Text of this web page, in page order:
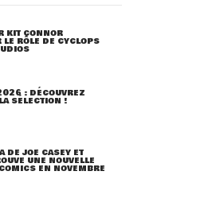
KIT CONNOR
LE RÔLE DE CYCLOPS
: DÉCOUVREZ
SÉLECTION !
DE JOE CASEY ET
UNE NOUVELLE
EN NOVEMBRE